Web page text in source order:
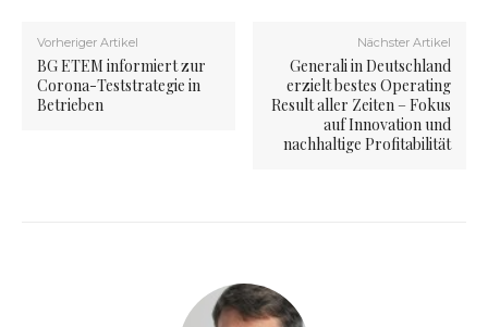
Vorheriger Artikel
BG ETEM informiert zur
Corona-Teststrategie in
Betrieben
Nächster Artikel
Generali in Deutschland
erzielt bestes Operating
Result aller Zeiten – Fokus
auf Innovation und
nachhaltige Profitabilität